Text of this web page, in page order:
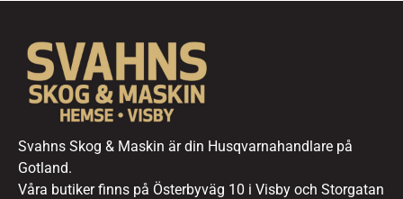
Svahns Skog & Maskin är din Husqvarnahandlare på
Gotland.
Våra butiker finns på Österbyväg 10 i Visby och Storgatan